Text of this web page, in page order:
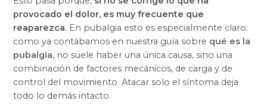
provocado el dolor, es muy frecuente que
reaparezca. En pubalgia esto es especialmente claro:
como ya contábamos en nuestra guía sobre qué es la
pubalgia, no suele haber una única causa, sino una
combinación de factores mecánicos, de carga y de
control del movimiento. Atacar solo el síntoma deja
todo lo demás intacto.